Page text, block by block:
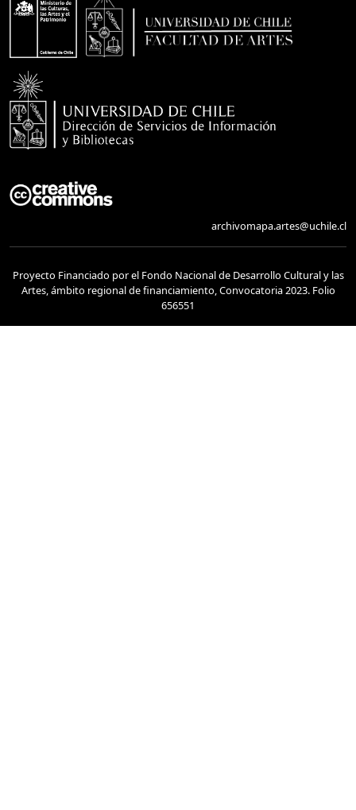
archivomapa.artes@uchile.cl
Proyecto Financiado por el Fondo Nacional de Desarrollo Cultural y las
Artes, ámbito regional de financiamiento, Convocatoria 2023. Folio
656551